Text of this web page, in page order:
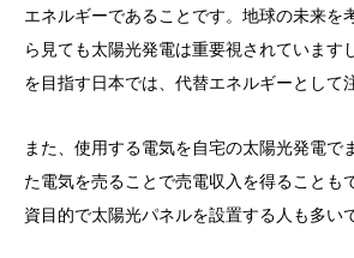
エネルギーであることです。地球の未来を
ら見ても太陽光発電は重要視されています
を目指す日本では、代替エネルギーとして
また、使用する電気を自宅の太陽光発電で
た電気を売ることで売電収入を得ることも
資目的で太陽光パネルを設置する人も多い